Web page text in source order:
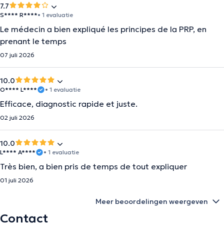
7.7
S**** R****• 1 evaluatie
Le médecin a bien expliqué les principes de la PRP, en
prenant le temps
07 juli 2026
10.0
O**** L**** • 1 evaluatie
Efficace, diagnostic rapide et juste.
02 juli 2026
10.0
L**** A**** • 1 evaluatie
Très bien, a bien pris de temps de tout expliquer
01 juli 2026
Meer beoordelingen weergeven
Contact